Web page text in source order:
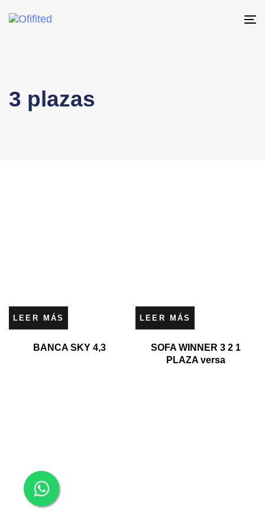
3 plazas
LEER MÁS
BANCA SKY 4,3
LEER MÁS
SOFA WINNER 3 2 1
PLAZA versa